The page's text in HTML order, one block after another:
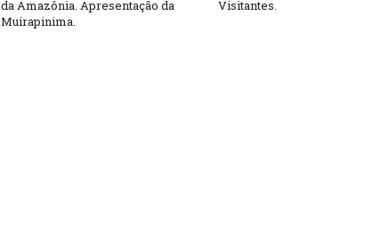
da Amazônia. Apresentação da
Muirapinima.
Visitantes.